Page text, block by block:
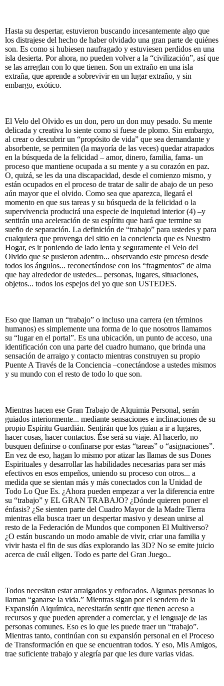
Hasta su despertar, estuvieron buscando incesantemente algo que
los distrajese del hecho de haber olvidado una gran parte de quiénes
son. Es como si hubiesen naufragado y estuviesen perdidos en una
isla desierta. Por ahora, no pueden volver a la “civilización”, así que
se las arreglan con lo que tienen. Son un extraño en una isla
extraña, que aprende a sobrevivir en un lugar extraño, y sin
embargo, exótico.
El Velo del Olvido es un don, pero un don muy pesado. Su mente
delicada y creativa lo siente como si fuese de plomo. Sin embargo,
al crear o descubrir un “propósito de vida” que sea demandante y
absorbente, se permiten (la mayoría de las veces) quedar atrapados
en la búsqueda de la felicidad – amor, dinero, familia, fama- un
proceso que mantiene ocupada a su mente y a su corazón en paz.
O, quizá, se les da una discapacidad, desde el comienzo mismo, y
están ocupados en el proceso de tratar de salir de abajo de un peso
aún mayor que el olvido. Como sea que aparezca, llegará el
momento en que sus tareas y su búsqueda de la felicidad o la
supervivencia producirá una especie de inquietud interior (4) –y
sentirán una aceleración de su espíritu que hará que termine su
sueño de separación. La definición de “trabajo” para ustedes y para
cualquiera que provenga del sitio en la conciencia que es Nuestro
Hogar, es ir poniendo de lado lenta y seguramente el Velo del
Olvido que se pusieron adentro... observando este proceso desde
todos los ángulos... reconectándose con los “fragmentos” de alma
que hay alrededor de ustedes... personas, lugares, situaciones,
objetos... todos los espejos del yo que son USTEDES.
Eso que llaman un “trabajo” o incluso una carrera (en términos
humanos) es simplemente una forma de lo que nosotros llamamos
su “lugar en el portal”. Es una ubicación, un punto de acceso, una
identificación con una parte del cuadro humano, que brinda una
sensación de arraigo y contacto mientras construyen su propio
Puente A Través de la Conciencia –conectándose a ustedes mismos
y su mundo con el resto de todo lo que son.
Mientras hacen ese Gran Trabajo de Alquimia Personal, serán
guiados interiormente... mediante sensaciones e inclinaciones de su
propio Espíritu Guardián. Sentirán que los guían a ir a lugares,
hacer cosas, hacer contactos. Ése será su viaje. Al hacerlo, no
busquen definirse o confinarse por estas “tareas” o “asignaciones”.
En vez de eso, hagan lo mismo por atizar las llamas de sus Dones
Espirituales y desarrollar las habilidades necesarias para ser más
efectivos en esos empeños, uniendo su proceso con otros... a
medida que se sientan más y más conectados con la Unidad de
Todo Lo Que Es. ¿Ahora pueden empezar a ver la diferencia entre
su “trabajo” y EL GRAN TRABAJO? ¿Dónde quieren poner el
énfasis? ¿Se sienten parte del Cuadro Mayor de la Madre Tierra
mientras ella busca traer un despertar masivo y desean unirse al
resto de la Federación de Mundos que componen El Multiverso?
¿O están buscando un modo amable de vivir, criar una familia y
vivir hasta el fin de sus días explorando las 3D? No se emite juicio
acerca de cuál eligen. Todo es parte del Gran Juego..
Todos necesitan estar arraigados y enfocados. Algunas personas lo
llaman “ganarse la vida.” Mientras sigan por el sendero de la
Expansión Alquímica, necesitarán sentir que tienen acceso a
recursos y que pueden aprender a comerciar, y el lenguaje de las
personas comunes. Eso es lo que les puede traer un “trabajo”.
Mientras tanto, continúan con su expansión personal en el Proceso
de Transformación en que se encuentran todos. Y eso, Mis Amigos,
trae suficiente trabajo y alegría par que les dure varias vidas.